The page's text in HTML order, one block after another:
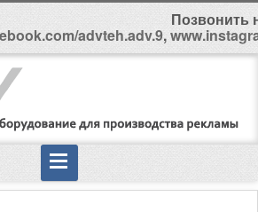
Позвонить
advteh.adv.9,